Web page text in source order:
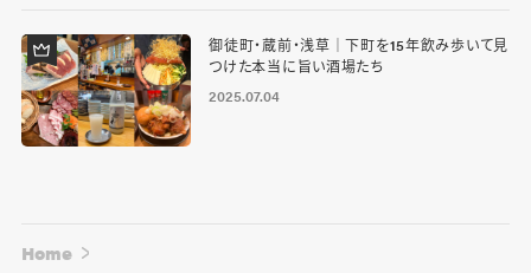
御徒町・蔵前・浅草｜下町を15年飲み歩いて見
つけた本当に旨い酒場たち
2025.07.04
Home